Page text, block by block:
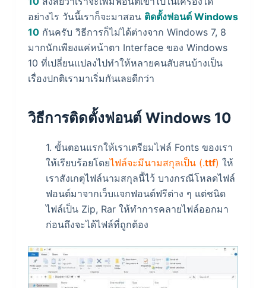
อย่างไร วันนี้เราก็จะมาสอน ติดตั้งฟอนต์ Windows
10กันครับ วิธีการก็ไม่ได้ต่างจาก Windows 7, 8
มากนักเพียงแค่หน้าตา Interface ของ Windows
10 ที่เปลี่ยนแปลงไปทำให้หลายคนสับสนบ้างเป็น
เรื่องปกติเรามาเริ่มกันเลยดีกว่า
วิธีการติดตั้งฟอนต์ Windows 10
1. ขั้นตอนแรกให้เราเตรียมไฟล์ Fonts ของเรา
ให้เรียบร้อยโดยไฟล์จะมีนามสกุลเป็น (.ttf) ให้
เราสังเกตุไฟล์นามสกุลนี้ไว้ บางกรณีโหลดไฟล์
ฟอนต์มาจากเว็บแจกฟอนต์ฟรีต่าง ๆ แต่ชนิด
ไฟล์เป็น Zip, Rar ให้ทำการคลายไฟล์ออกมา
ก่อนถึงจะได้ไฟล์ที่ถูกต้อง